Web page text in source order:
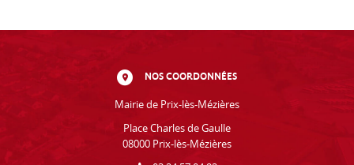
NOS COORDONNÉES
Mairie de Prix-lès-Mézières
Place Charles de Gaulle
08000 Prix-lès-Mézières